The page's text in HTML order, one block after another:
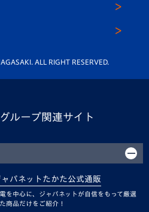
ALL RIGHT RESERVED.
ループ関連サイト
ャパネットたかた公式通販
を中心に、ジャパネットが自信をもって厳選
商品だけをご紹介！